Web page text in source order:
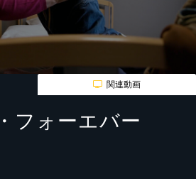
関連動画
フォーエバー